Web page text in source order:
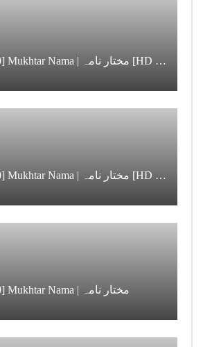
[Ep 33 of 40] Mukhtar Nama | مختار نامہ [HD Quality]
[Ep 35 of 40] Mukhtar Nama | مختار نامہ [HD Quality]
[Ep 27 of 40] Mukhtar Nama | مختار نامہ